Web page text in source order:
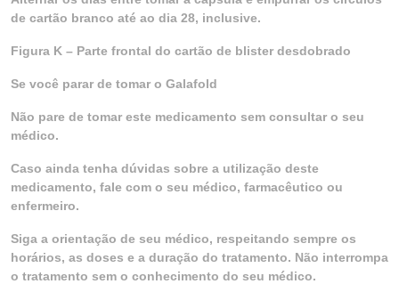
de cartão branco até ao dia 28, inclusive.
Figura K – Parte frontal do cartão de blister desdobrado
Se você parar de tomar o Galafold
Não pare de tomar este medicamento sem consultar o seu
médico.
Caso ainda tenha dúvidas sobre a utilização deste
medicamento, fale com o seu médico, farmacêutico ou
enfermeiro.
Siga a orientação de seu médico, respeitando sempre os
horários, as doses e a duração do tratamento. Não interrompa
o tratamento sem o conhecimento do seu médico.